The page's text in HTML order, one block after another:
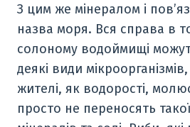
З цим же мінералом і
назва моря. Вся справа в
солоному водоймищі
деякі види
жителі, як водорості,
просто не переносять такої